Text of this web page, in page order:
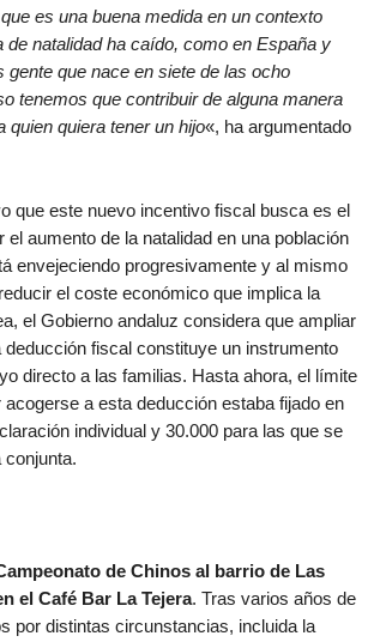
es una buena medida en un contexto
de natalidad ha caído, como en España y
gente que nace en siete de las ocho
tenemos que contribuir de alguna manera
quien quiera tener un hijo«, ha argumentado
que este nuevo incentivo fiscal busca es el
el aumento de la natalidad en una población
envejeciendo progresivamente y al mismo
el coste económico que implica la
el Gobierno andaluz considera que ampliar
fiscal constituye un instrumento
directo a las familias. Hasta ahora, el límite
acogerse a esta deducción estaba fijado en
individual y 30.000 para las que se
conjunta.
de Chinos al barrio de Las
el Café Bar La Tejera. Tras varios años de
por distintas circunstancias, incluida la